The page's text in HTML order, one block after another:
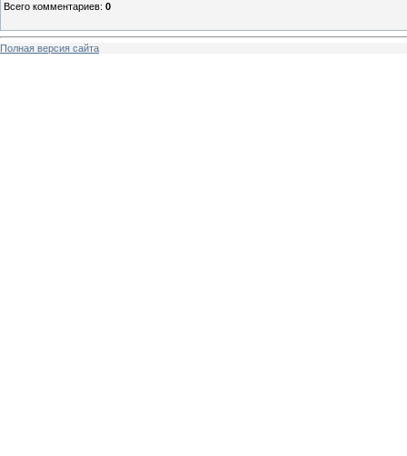
Всего комментариев: 0
Полная версия сайта